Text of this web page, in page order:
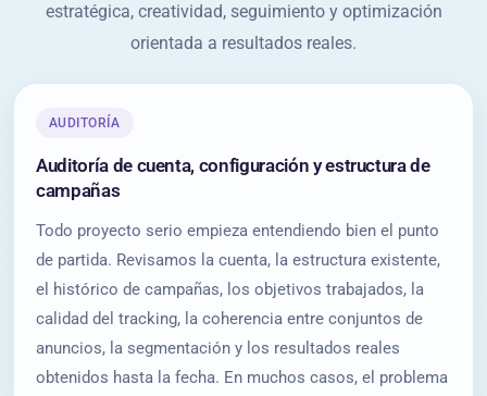
estratégica, creatividad, seguimiento y optimización
orientada a resultados reales.
AUDITORÍA
Auditoría de cuenta, configuración y estructura de
campañas
Todo proyecto serio empieza entendiendo bien el punto
de partida. Revisamos la cuenta, la estructura existente,
el histórico de campañas, los objetivos trabajados, la
calidad del tracking, la coherencia entre conjuntos de
anuncios, la segmentación y los resultados reales
obtenidos hasta la fecha. En muchos casos, el problema